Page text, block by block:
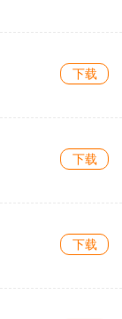
下载
下载
下载